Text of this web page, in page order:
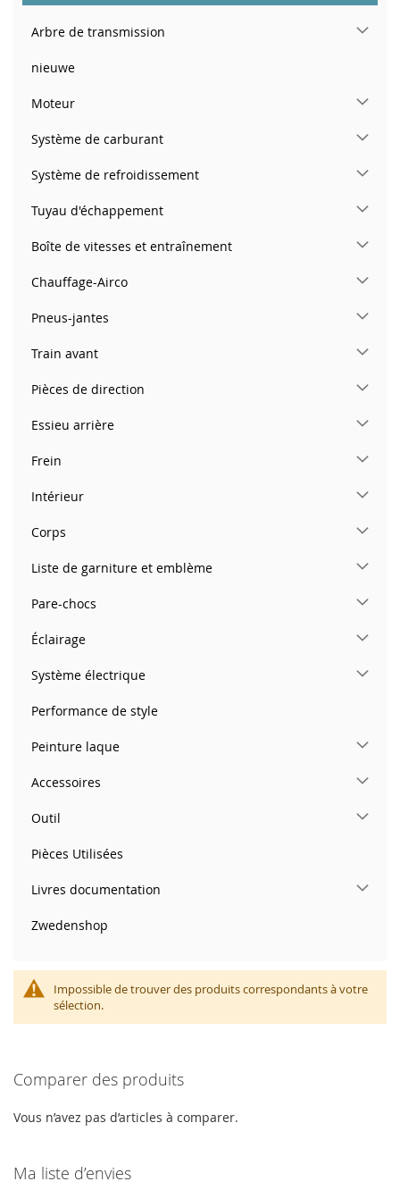
Impossible de trouver des produits correspondants à votre
sélection.
Arbre de transmission
nieuwe
Moteur
Système de carburant
Système de refroidissement
Tuyau d'échappement
Boîte de vitesses et entraînement
Chauffage-Airco
Pneus-jantes
Train avant
Pièces de direction
Essieu arrière
Frein
Intérieur
Corps
Liste de garniture et emblème
Pare-chocs
Éclairage
Système électrique
Performance de style
Peinture laque
Accessoires
Outil
Pièces Utilisées
Livres documentation
Zwedenshop
Comparer des produits
Vous n’avez pas d’articles à comparer.
Ma liste d’envies